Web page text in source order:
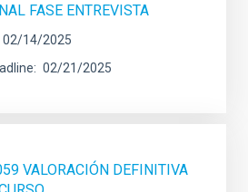
FASE ENTREVISTA
02/14/2025
02/21/2025
VALORACIÓN DEFINITIVA